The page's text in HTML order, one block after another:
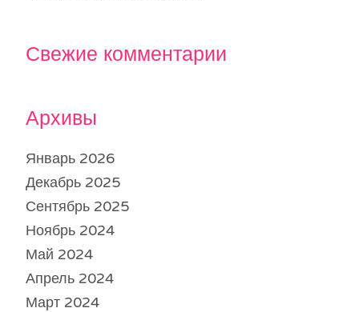
Свежие комментарии
Архивы
Январь 2026
Декабрь 2025
Сентябрь 2025
Ноябрь 2024
Май 2024
Апрель 2024
Март 2024